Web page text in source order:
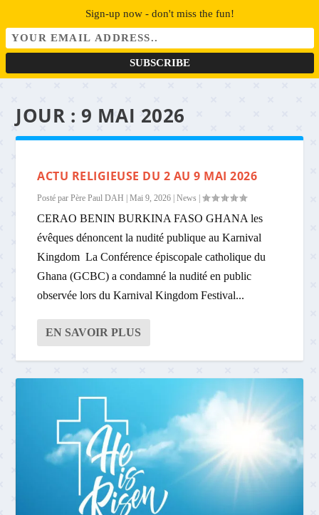
JOUR : 9 MAI 2026
ACTU RELIGIEUSE DU 2 AU 9 MAI 2026
Posté parPère Paul DAH |Mai 9, 2026 |News |
CERAO BENIN BURKINA FASO GHANA les
évêques dénoncent la nudité publique au Karnival
Kingdom La Conférence épiscopale catholique du
Ghana (GCBC) a condamné la nudité en public
observée lors du Karnival Kingdom Festival...
EN SAVOIR PLUS
Sign-up now - don't miss the fun!